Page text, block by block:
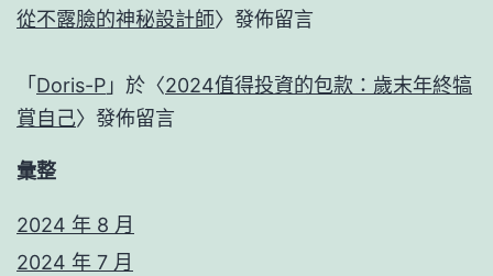
從不露臉的神秘設計師〉發佈留言
「 Doris-P 」於〈2024值得投資的包款：歲末年終犒
賞自己〉發佈留言
彙整
2024 年 8 月
2024 年 7 月